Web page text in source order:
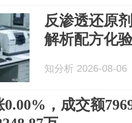
反渗透还原
解析配方化
知分析 2026-08-06
，成交额